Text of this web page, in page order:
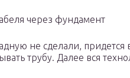
через фундамент
не сделали,
трубу. Далее вся